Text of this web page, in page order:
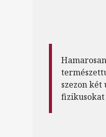
szezon két